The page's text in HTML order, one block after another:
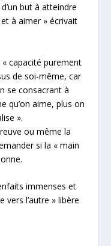
but à atteindre
à aimer » écrivait
« capacité purement
de soi-même, car
se consacrant à
qu’on aime, plus on
».
ou même la
si la « main
immenses et
vers l’autre » libère